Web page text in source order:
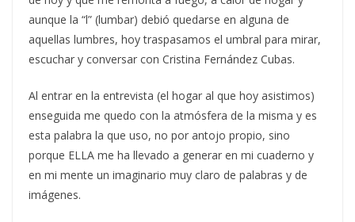
aunque la “l” (lumbar) debió quedarse en alguna de
aquellas lumbres, hoy traspasamos el umbral para mirar,
escuchar y conversar con Cristina Fernández Cubas.
Al entrar en la entrevista (el hogar al que hoy asistimos)
enseguida me quedo con la atmósfera de la misma y es
esta palabra la que uso, no por antojo propio, sino
porque ELLA me ha llevado a generar en mi cuaderno y
en mi mente un imaginario muy claro de palabras y de
imágenes.